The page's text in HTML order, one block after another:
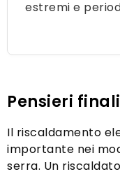
estremi e
Pensieri finali
Il riscaldamento
importante nei
serra. Un